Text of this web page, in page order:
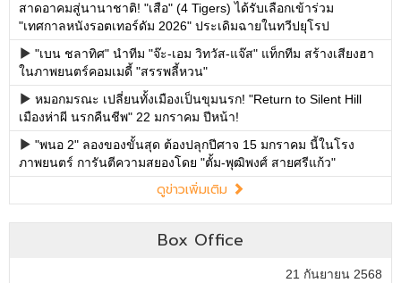
สาดอาคมสู่นานาชาติ! "เสือ" (4 Tigers) ได้รับเลือกเข้าร่วม
"เทศกาลหนังรอตเทอร์ดัม 2026" ประเดิมฉายในทวีปยุโรป
"เบน ชลาทิศ" นำทีม "จ๊ะ-เอม วิทวัส-แจ๊ส" แท็กทีม สร้างเสียงฮา
ในภาพยนตร์คอมเมดี้ "สรรพลี้หวน"
หมอกมรณะ เปลี่ยนทั้งเมืองเป็นขุมนรก! "Return to Silent Hill
เมืองห่าผี นรกคืนชีพ" 22 มกราคม ปีหน้า!
"พนอ 2" ลองของขั้นสุด ต้องปลุกปีศาจ 15 มกราคม นี้ในโรง
ภาพยนตร์ การันตีความสยองโดย "ตั้ม-พุฒิพงศ์ สายศรีแก้ว"
ดูข่าวเพิ่มเติม
Box Office
21 กันยายน 2568